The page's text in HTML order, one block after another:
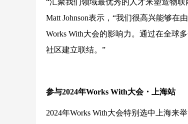
“汇聚我们领域最优秀的人才来塑造物
Matt Johnson表示，“我们很高兴能够
Works With大会的影响力。通过在全球
社区建立联结。”
参与2024年Works With大会・上海站
2024年Works With大会特别选中上海来